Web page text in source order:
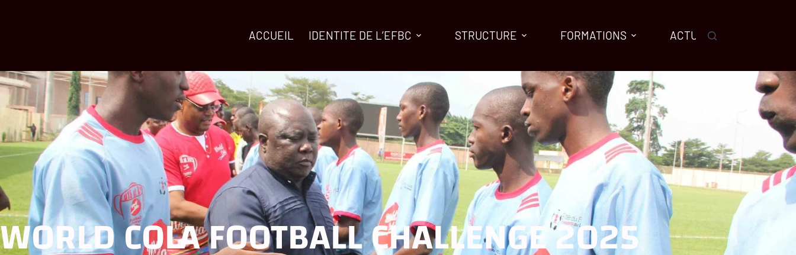
ACCUEIL IDENTITE DE L’EFBC STRUCTURE FORMATIONS ACTUALITES
WORLD COLA FOOTBALL CHALLENGE 2025